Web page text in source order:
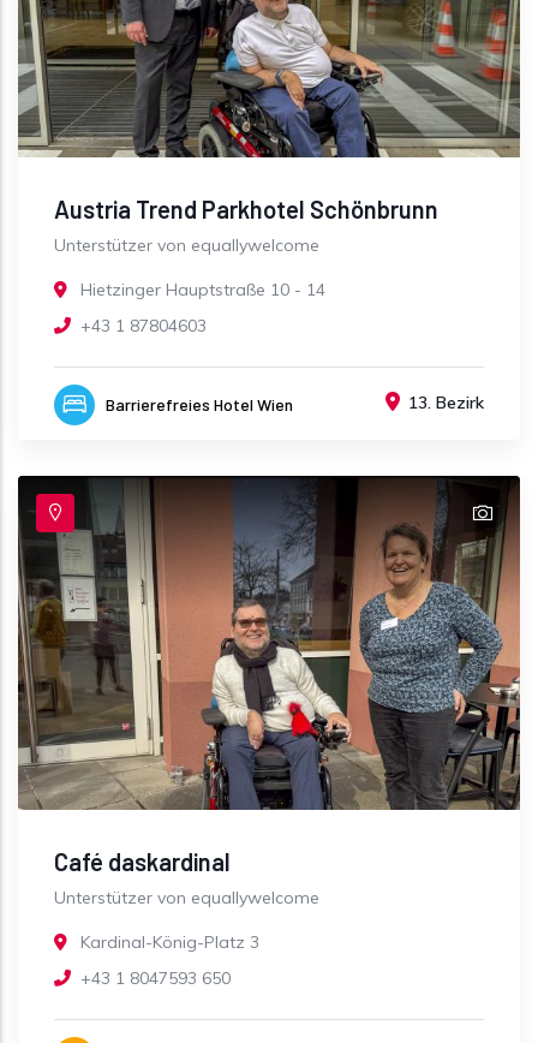
Austria Trend Parkhotel Schönbrunn
Unterstützer von equallywelcome
Hietzinger Hauptstraße 10 - 14
+43 1 87804603
Barrierefreies Hotel Wien 13. Bezirk
Café daskardinal
Unterstützer von equallywelcome
Kardinal-König-Platz 3
+43 1 8047593 650